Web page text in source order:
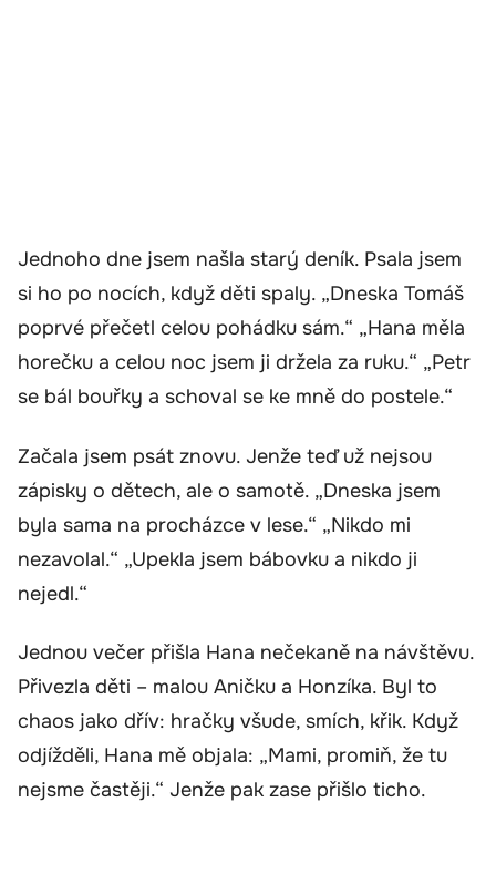
Jednoho dne jsem našla starý deník. Psala jsem
si ho po nocích, když děti spaly. „Dneska Tomáš
poprvé přečetl celou pohádku sám.“ „Hana měla
horečku a celou noc jsem ji držela za ruku.“ „Petr
se bál bouřky a schoval se ke mně do postele.“
Začala jsem psát znovu. Jenže teď už nejsou
zápisky o dětech, ale o samotě. „Dneska jsem
byla sama na procházce v lese.“ „Nikdo mi
nezavolal.“ „Upekla jsem bábovku a nikdo ji
nejedl.“
Jednou večer přišla Hana nečekaně na návštěvu.
Přivezla děti – malou Aničku a Honzíka. Byl to
chaos jako dřív: hračky všude, smích, křik. Když
odjížděli, Hana mě objala: „Mami, promiň, že tu
nejsme častěji.“ Jenže pak zase přišlo ticho.